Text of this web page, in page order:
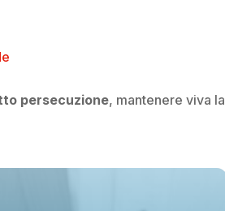
persecuzione, mantenere viva la